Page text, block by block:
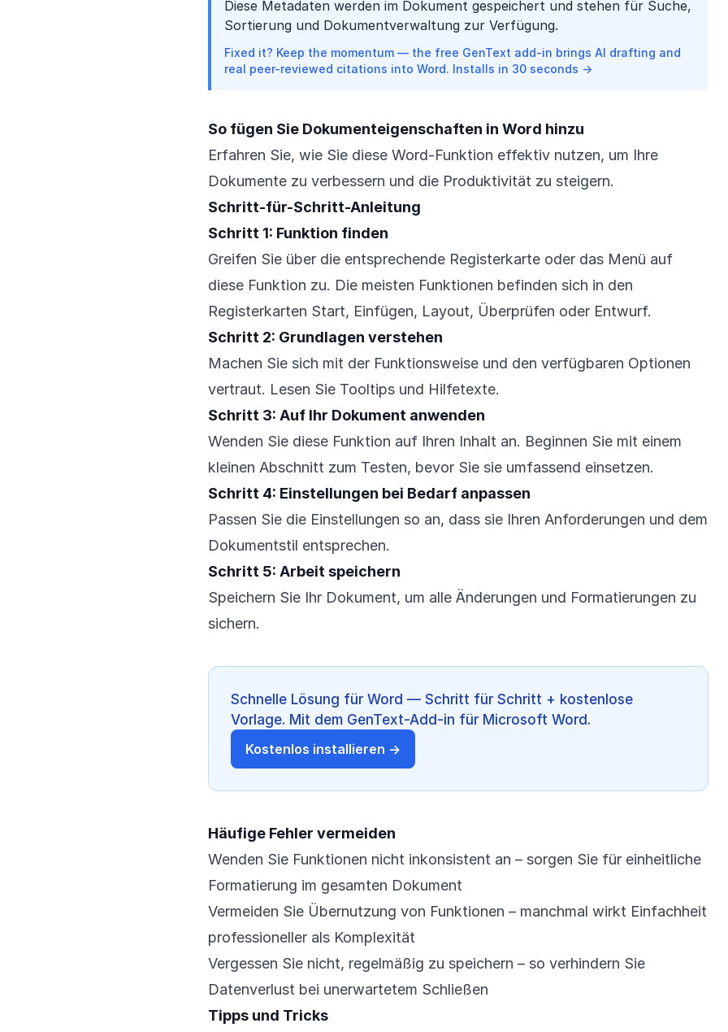
Diese Metadaten werden im Dokument gespeichert und stehen für Suche,
Sortierung und Dokumentverwaltung zur Verfügung.
Fixed it? Keep the momentum — the free GenText add-in brings AI drafting and
real peer-reviewed citations into Word. Installs in 30 seconds →
So fügen Sie Dokumenteigenschaften in Word hinzu
Erfahren Sie, wie Sie diese Word-Funktion effektiv nutzen, um Ihre
Dokumente zu verbessern und die Produktivität zu steigern.
Schritt-für-Schritt-Anleitung
Schritt 1: Funktion finden
Greifen Sie über die entsprechende Registerkarte oder das Menü auf
diese Funktion zu. Die meisten Funktionen befinden sich in den
Registerkarten Start, Einfügen, Layout, Überprüfen oder Entwurf.
Schritt 2: Grundlagen verstehen
Machen Sie sich mit der Funktionsweise und den verfügbaren Optionen
vertraut. Lesen Sie Tooltips und Hilfetexte.
Schritt 3: Auf Ihr Dokument anwenden
Wenden Sie diese Funktion auf Ihren Inhalt an. Beginnen Sie mit einem
kleinen Abschnitt zum Testen, bevor Sie sie umfassend einsetzen.
Schritt 4: Einstellungen bei Bedarf anpassen
Passen Sie die Einstellungen so an, dass sie Ihren Anforderungen und dem
Dokumentstil entsprechen.
Schritt 5: Arbeit speichern
Speichern Sie Ihr Dokument, um alle Änderungen und Formatierungen zu
sichern.
Schnelle Lösung für Word — Schritt für Schritt + kostenlose
Vorlage. Mit dem GenText-Add-in für Microsoft Word.
Kostenlos installieren →
Häufige Fehler vermeiden
Wenden Sie Funktionen nicht inkonsistent an – sorgen Sie für einheitliche
Formatierung im gesamten Dokument
Vermeiden Sie Übernutzung von Funktionen – manchmal wirkt Einfachheit
professioneller als Komplexität
Vergessen Sie nicht, regelmäßig zu speichern – so verhindern Sie
Datenverlust bei unerwartetem Schließen
Tipps und Tricks